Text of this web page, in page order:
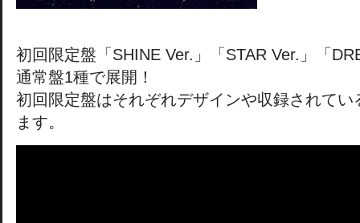
初回限定盤「SHINE Ver.」「STAR Ver.」「
通常盤1種で展開！
初回限定盤はそれぞれデザインや収録されて
ます。